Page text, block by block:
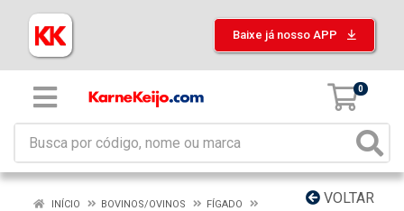
Baixe já nosso APP
0
VOLTAR
INÍCIO BOVINOS/OVINOS
FÍGADO